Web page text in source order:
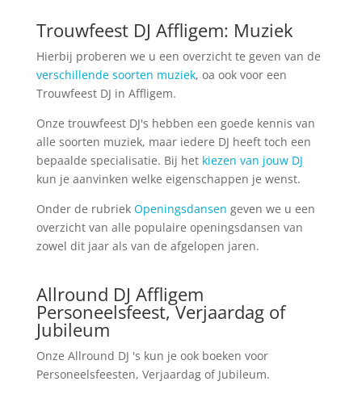
Trouwfeest DJ Affligem: Muziek
Hierbij proberen we u een overzicht te geven van de
verschillende soorten muziek, oa ook voor een
Trouwfeest DJ in Affligem.
Onze trouwfeest DJ's hebben een goede kennis van
alle soorten muziek, maar iedere DJ heeft toch een
bepaalde specialisatie. Bij het kiezen van jouw DJ
kun je aanvinken welke eigenschappen je wenst.
Onder de rubriek Openingsdansen geven we u een
overzicht van alle populaire openingsdansen van
zowel dit jaar als van de afgelopen jaren.
Allround DJ Affligem
Personeelsfeest, Verjaardag of
Jubileum
Onze Allround DJ 's kun je ook boeken voor
Personeelsfeesten, Verjaardag of Jubileum.